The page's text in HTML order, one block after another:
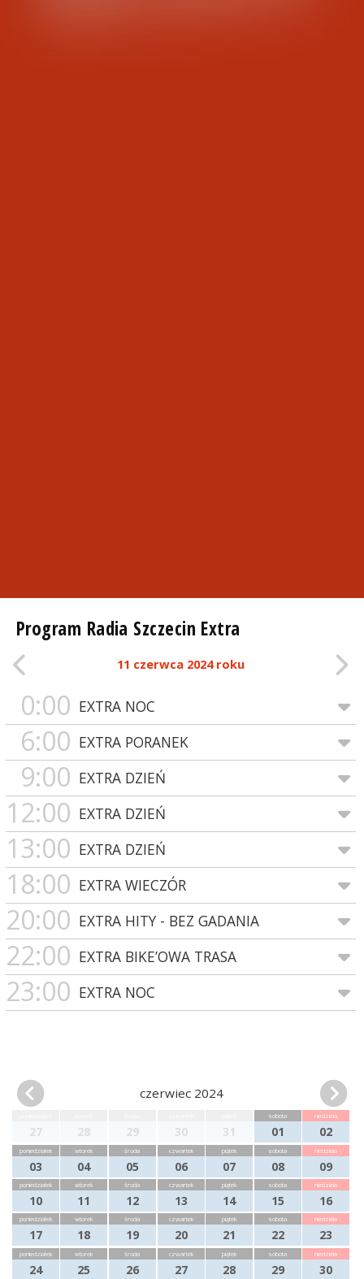
Program Radia Szczecin Extra
11 czerwca 2024 roku
0:00 EXTRA NOC
6:00 EXTRA PORANEK
9:00 EXTRA DZIEŃ
12:00 EXTRA DZIEŃ
13:00 EXTRA DZIEŃ
18:00 EXTRA WIECZÓR
20:00 EXTRA HITY - BEZ GADANIA
22:00 EXTRA BIKE’OWA TRASA
23:00 EXTRA NOC
czerwiec 2024
27 28 29 30 31
sobota
01
niedziela
02
poniedziałek
03
wtorek
04
środa
05
czwartek
06
piątek
07
sobota
08
niedziela
09
poniedziałek
10
wtorek
11
środa
12
czwartek
13
piątek
14
sobota
15
niedziela
16
poniedziałek
17
wtorek
18
środa
19
czwartek
20
piątek
21
sobota
22
niedziela
23
poniedziałek
24
wtorek
25
środa
26
czwartek
27
piątek
28
sobota
29
niedziela
30